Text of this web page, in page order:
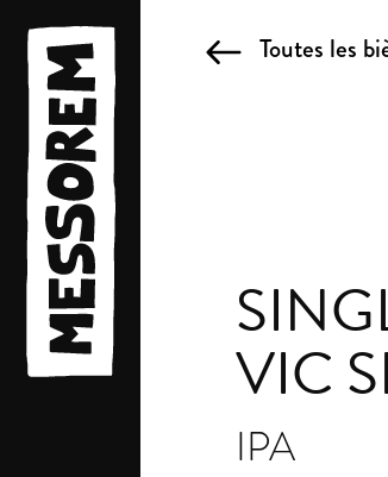
Toutes les
VIC
IPA